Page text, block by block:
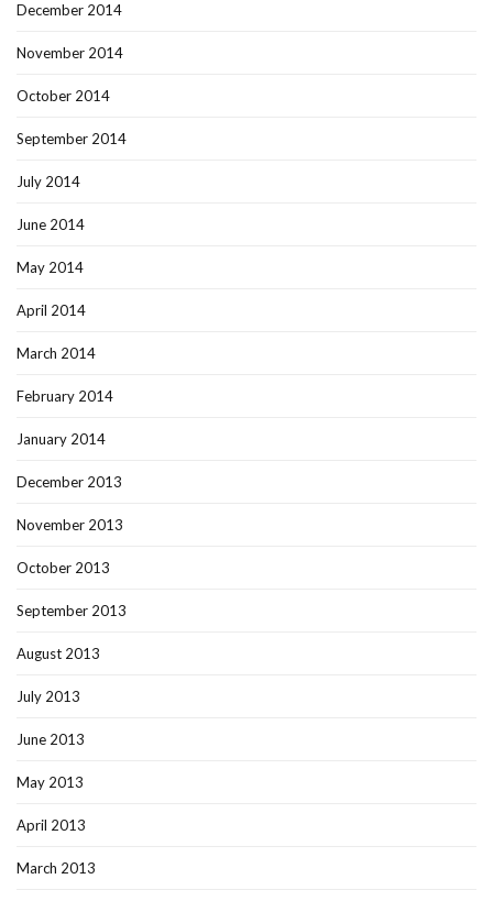
December 2014
November 2014
October 2014
September 2014
July 2014
June 2014
May 2014
April 2014
March 2014
February 2014
January 2014
December 2013
November 2013
October 2013
September 2013
August 2013
July 2013
June 2013
May 2013
April 2013
March 2013